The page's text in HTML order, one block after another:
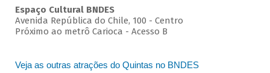
Espaço Cultural BNDES
Avenida República do Chile, 100 - Centro
Próximo ao metrô Carioca - Acesso B
Veja as outras atrações do Quintas no BNDES